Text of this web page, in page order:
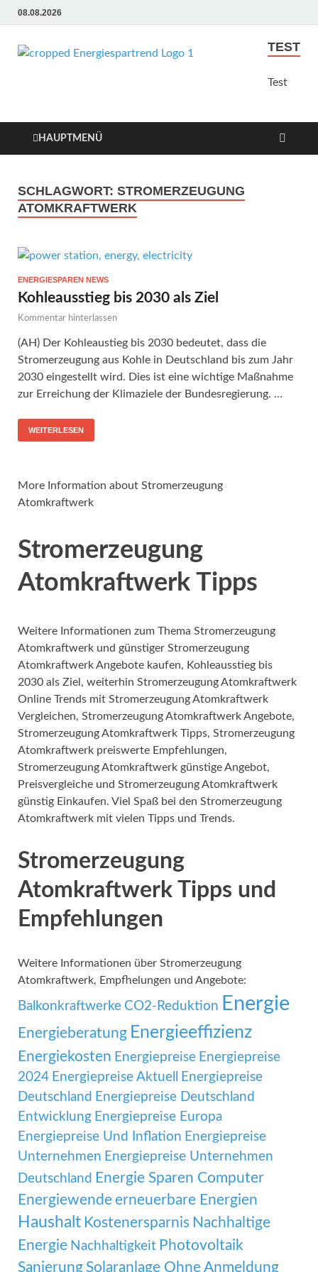
08.08.2026
Energie
Angebote sindt der Trend
TEST
Test
HAUPTMENÜ
SCHLAGWORT: STROMERZEUGUNG
ATOMKRAFTWERK
ENERGIESPAREN NEWS
Kohleausstieg bis 2030 als Ziel
Kommentar hinterlassen
(AH) Der Kohleaustieg bis 2030 bedeutet, dass die
Stromerzeugung aus Kohle in Deutschland bis zum Jahr
2030 eingestellt wird. Dies ist eine wichtige Maßnahme
zur Erreichung der Klimaziele der Bundesregierung. …
WEITERLESEN
More Information about Stromerzeugung
Atomkraftwerk
Stromerzeugung
Atomkraftwerk Tipps
Weitere Informationen zum Thema Stromerzeugung
Atomkraftwerk und günstiger Stromerzeugung
Atomkraftwerk Angebote kaufen, Kohleausstieg bis
2030 als Ziel, weiterhin Stromerzeugung Atomkraftwerk
Online Trends mit Stromerzeugung Atomkraftwerk
Vergleichen, Stromerzeugung Atomkraftwerk Angebote,
Stromerzeugung Atomkraftwerk Tipps, Stromerzeugung
Atomkraftwerk preiswerte Empfehlungen,
Stromerzeugung Atomkraftwerk günstige Angebot,
Preisvergleiche und Stromerzeugung Atomkraftwerk
günstig Einkaufen. Viel Spaß bei den Stromerzeugung
Atomkraftwerk mit vielen Tipps und Trends.
Stromerzeugung
Atomkraftwerk Tipps und
Empfehlungen
Weitere Informationen über Stromerzeugung
Atomkraftwerk, Empfhelungen und Angebote:
Balkonkraftwerke CO2-Reduktion Energie
Energieberatung Energieeffizienz
Energiekosten Energiepreise Energiepreise
2024 Energiepreise Aktuell
Energiepreise
Deutschland Energiepreise Deutschland
Entwicklung Energiepreise Europa
Energiepreise Und Inflation Energiepreise
Unternehmen Energiepreise Unternehmen
Deutschland Energie Sparen Computer
Energiewende erneuerbare Energien
Haushalt Kostenersparnis Nachhaltige
Energie Nachhaltigkeit Photovoltaik
Sanierung Solaranlage Ohne Anmeldung